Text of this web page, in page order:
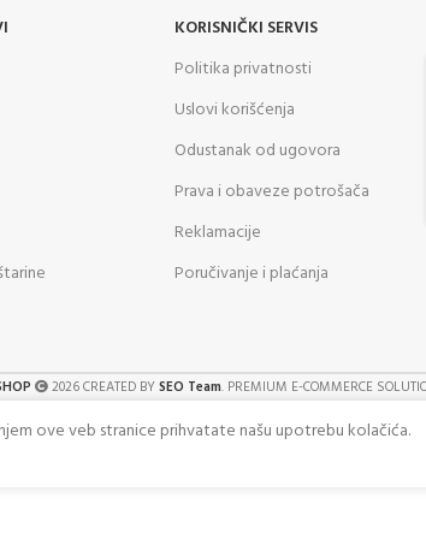
KORISNIČKI SERVIS
Politika privatnosti
Uslovi korišćenja
Odustanak od ugovora
Prava i obaveze potrošača
Reklamacije
Poručivanje i plaćanja
2026 CREATED BYSEO Team. PREMIUM E-COMMERCE
ove veb stranice prihvatate našu upotrebu kolačića.